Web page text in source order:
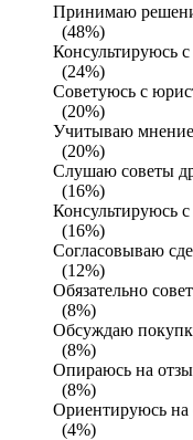
Принимаю
(48%)
Консультируюсь
(24%)
Советуюсь с
(20%)
Учитываю
(20%)
Слушаю советы
(16%)
Консультируюсь
(16%)
Согласовываю
(12%)
Обязательно
(8%)
Обсуждаю
(8%)
Опираюсь на
(8%)
Ориентируюсь на
(4%)